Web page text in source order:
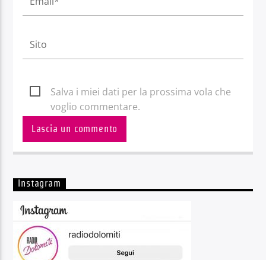
Salva i miei dati per la prossima vola che
voglio commentare.
Instagram